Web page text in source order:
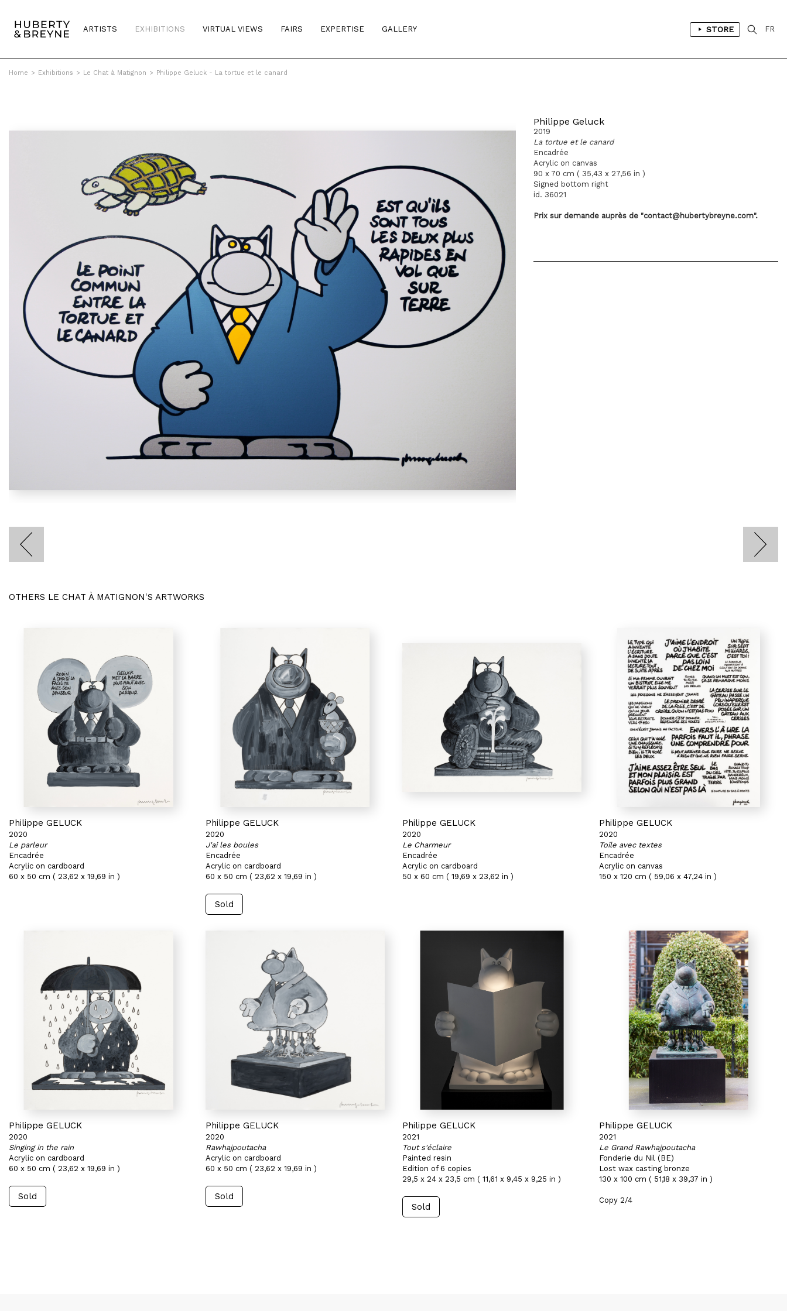
ARTISTS EXHIBITIONS VIRTUAL VIEWS FAIRS EXPERTISE GALLERY STORE FR
Home > Exhibitions > Le Chat à Matignon > Philippe Geluck - La tortue et le canard
Philippe Geluck
2019
La tortue et le canard
Encadrée
Acrylic on canvas
90 x 70 cm ( 35,43 x 27,56 in )
Signed bottom right
id. 36021
Prix sur demande auprès de "contact@hubertybreyne.com".
OTHERS LE CHAT À MATIGNON'S ARTWORKS
Philippe GELUCK
2020
Le parleur
Encadrée
Acrylic on cardboard
60 x 50 cm ( 23,62 x 19,69 in )
Philippe GELUCK
2020
J'ai les boules
Encadrée
Acrylic on cardboard
60 x 50 cm ( 23,62 x 19,69 in )
Sold
Philippe GELUCK
2020
Le Charmeur
Encadrée
Acrylic on cardboard
50 x 60 cm ( 19,69 x 23,62 in )
Philippe GELUCK
2020
Toile avec textes
Encadrée
Acrylic on canvas
150 x 120 cm ( 59,06 x 47,24 in )
Philippe GELUCK
2020
Singing in the rain
Acrylic on cardboard
60 x 50 cm ( 23,62 x 19,69 in )
Sold
Philippe GELUCK
2020
Rawhajpoutacha
Acrylic on cardboard
60 x 50 cm ( 23,62 x 19,69 in )
Sold
Philippe GELUCK
2021
Tout s'éclaire
Painted resin
Edition of 6 copies
29,5 x 24 x 23,5 cm ( 11,61 x 9,45 x 9,25 in )
Sold
Philippe GELUCK
2021
Le Grand Rawhajpoutacha
Fonderie du Nil (BE)
Lost wax casting bronze
130 x 100 cm ( 51,18 x 39,37 in )
Copy 2/4